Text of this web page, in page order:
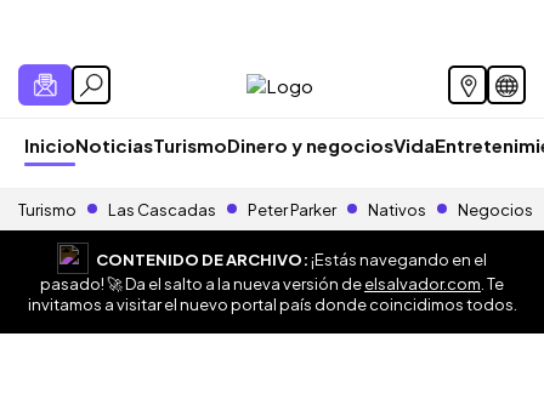
InicioNoticiasTurismoDinero y negociosVida
Turismo Las Cascadas Peter Parker Nativos Negocios
CONTENIDO DE ARCHIVO:¡Estás navegando en el
pasado! 🚀 Da el salto a la nueva versión deelsalvador.com . Te
invitamos a visitar el nuevo portal país donde coincidimos todos.